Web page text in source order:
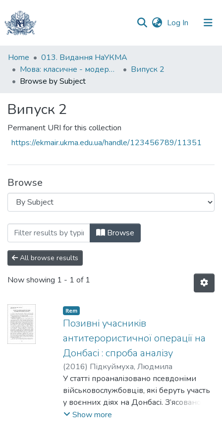
Log In (current)
Communities
&
Collections
Home
013. Видання НаУКМА
Мова: класичне - модерне - постмодерне
Випуск 2
Browse by Subject
Випуск 2
Permanent URI for this collection
https://ekmair.ukma.edu.ua/handle/123456789/11351
Browse
Browsing Випуск 2 by Subject
Browse
All browse results
Now showing 1 - 1 of 1
Item
Позивні учасників
антитерористичної операції на
Донбасі : спроба аналізу
(2016) Підкуймуха, Людмила
У статті проаналізовано псевдоніми
військовослужбовців, які беруть участь
у воєнних діях на Донбасі. З’ясовано
шляхи виникнення та походження
Show more